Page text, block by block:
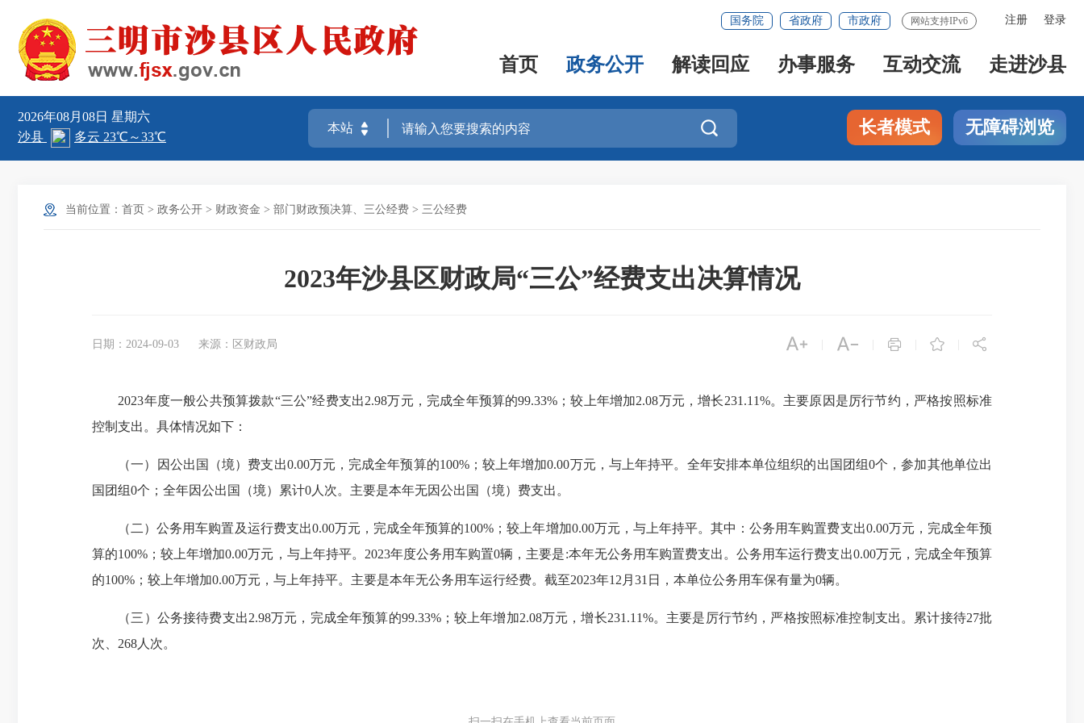
注册 登录
国务院 省政府 市政府 网站支持IPv6
首页 政务公开 解读回应 办事服务 互动交流 走进沙县
2026年08月08日 星期六
 长者模式 无障碍浏览
当前位置： 首页 > 政务公开 > 财政资金 > 部门财政预决算、三公经费 > 三公经费
2023年沙县区财政局“三公”经费支出决算情况
日期：2024-09-03 来源：区财政局     
2023年度一般公共预算拨款“三公”经费支出2.98万元，完成全年预算的99.33%；较上年增加2.08万元，增长231.11%。主要原因是厉行节约，严格按照标准
控制支出。具体情况如下：
（一）因公出国（境）费支出0.00万元，完成全年预算的100%；较上年增加0.00万元，与上年持平。全年安排本单位组织的出国团组0个，参加其他单位出
国团组0个；全年因公出国（境）累计0人次。主要是本年无因公出国（境）费支出。
（二）公务用车购置及运行费支出0.00万元，完成全年预算的100%；较上年增加0.00万元，与上年持平。其中：公务用车购置费支出0.00万元，完成全年预
算的100%；较上年增加0.00万元，与上年持平。2023年度公务用车购置0辆，主要是:本年无公务用车购置费支出。公务用车运行费支出0.00万元，完成全年预算
的100%；较上年增加0.00万元，与上年持平。主要是本年无公务用车运行经费。截至2023年12月31日，本单位公务用车保有量为0辆。
（三）公务接待费支出2.98万元，完成全年预算的99.33%；较上年增加2.08万元，增长231.11%。主要是厉行节约，严格按照标准控制支出。累计接待27批
次、268人次。